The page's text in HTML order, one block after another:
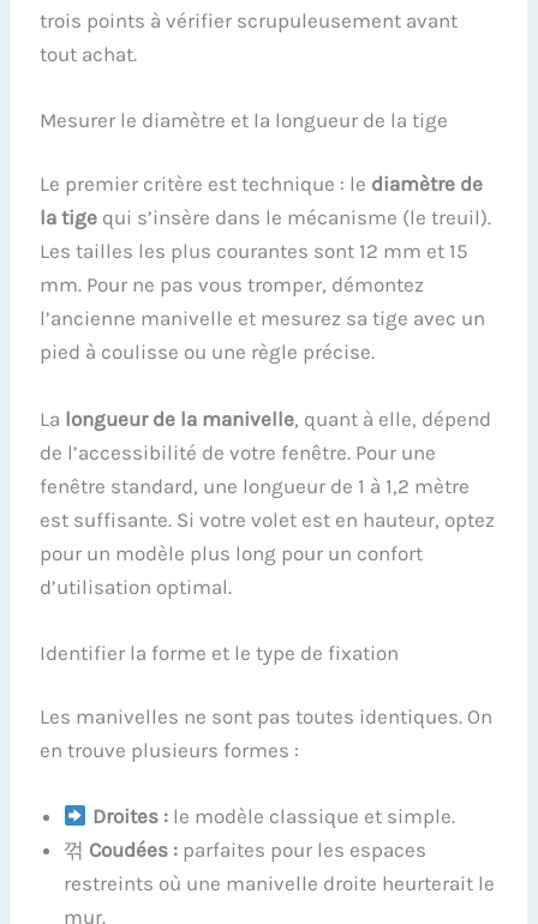
trois points à vérifier scrupuleusement avant
tout achat.
Mesurer le diamètre et la longueur de la tige
Le premier critère est technique : le diamètre de
la tige qui s’insère dans le mécanisme (le treuil).
Les tailles les plus courantes sont 12 mm et 15
mm. Pour ne pas vous tromper, démontez
l’ancienne manivelle et mesurez sa tige avec un
pied à coulisse ou une règle précise.
La longueur de la manivelle, quant à elle, dépend
de l’accessibilité de votre fenêtre. Pour une
fenêtre standard, une longueur de 1 à 1,2 mètre
est suffisante. Si votre volet est en hauteur, optez
pour un modèle plus long pour un confort
d’utilisation optimal.
Identifier la forme et le type de fixation
Les manivelles ne sont pas toutes identiques. On
en trouve plusieurs formes :
Droites :le modèle classique et simple.
꺾 Coudées : parfaites pour les espaces
restreints où une manivelle droite heurterait le
mur.